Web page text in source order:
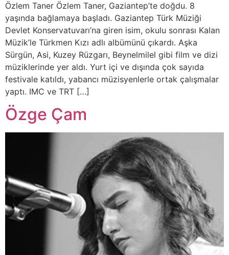
Özlem Taner Özlem Taner, Gaziantep’te doğdu. 8
yaşında bağlamaya başladı. Gaziantep Türk Müziği
Devlet Konservatuvarı’na giren isim, okulu sonrası Kalan
Müzik’le Türkmen Kızı adlı albümünü çıkardı. Aşka
Sürgün, Asi, Kuzey Rüzgarı, Beynelmilel gibi film ve dizi
müziklerinde yer aldı. Yurt içi ve dışında çok sayıda
festivale katıldı, yabancı müzisyenlerle ortak çalışmalar
yaptı. IMC ve TRT […]
Özge Çam